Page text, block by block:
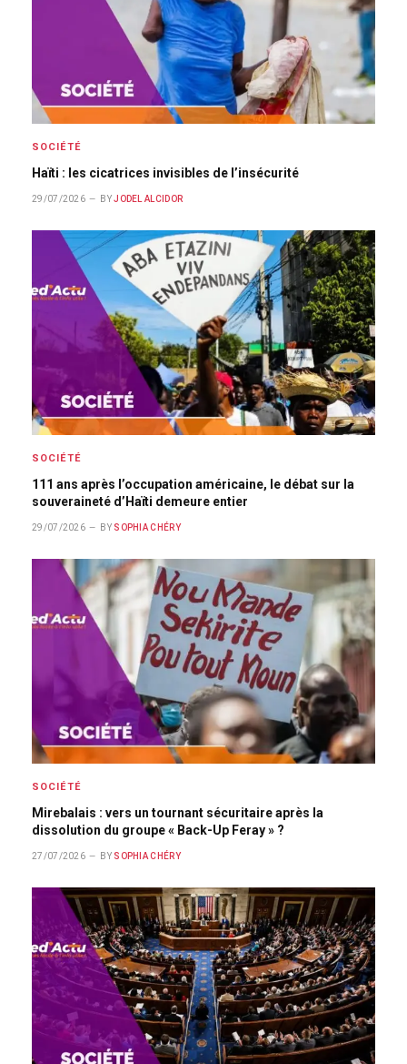
SOCIÉTÉ
Haïti : les cicatrices invisibles de l’insécurité
29/07/2026 BY JODEL ALCIDOR
SOCIÉTÉ
111 ans après l’occupation américaine, le débat sur la
souveraineté d’Haïti demeure entier
29/07/2026 BY SOPHIA CHÉRY
SOCIÉTÉ
Mirebalais : vers un tournant sécuritaire après la
dissolution du groupe « Back-Up Feray » ?
27/07/2026 BY SOPHIA CHÉRY